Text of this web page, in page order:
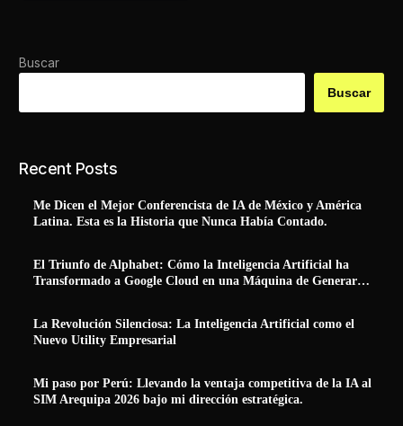
Buscar
Buscar
Recent Posts
Me Dicen el Mejor Conferencista de IA de México y América
Latina. Esta es la Historia que Nunca Había Contado.
El Triunfo de Alphabet: Cómo la Inteligencia Artificial ha
Transformado a Google Cloud en una Máquina de Generar
La Revolución Silenciosa: La Inteligencia Artificial como el
Nuevo Utility Empresarial
Mi paso por Perú: Llevando la ventaja competitiva de la IA al
SIM Arequipa 2026 bajo mi dirección estratégica.